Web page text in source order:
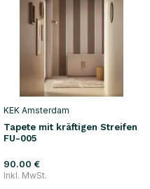
KEK Amsterdam
Tapete mit kräftigen Streifen
FU-005
90.00 €
Inkl. MwSt.